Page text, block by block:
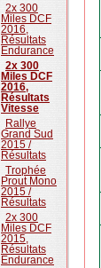
2x 300
Miles DCF
2016,
Résultats
Endurance
2x 300
Miles DCF
2016,
Résultats
Vitesse
Rallye
Grand Sud
2015 /
Résultats
Trophée
Prout Mono
2015 /
Résultats
2x 300
Miles DCF
2015,
Résultats
Endurance